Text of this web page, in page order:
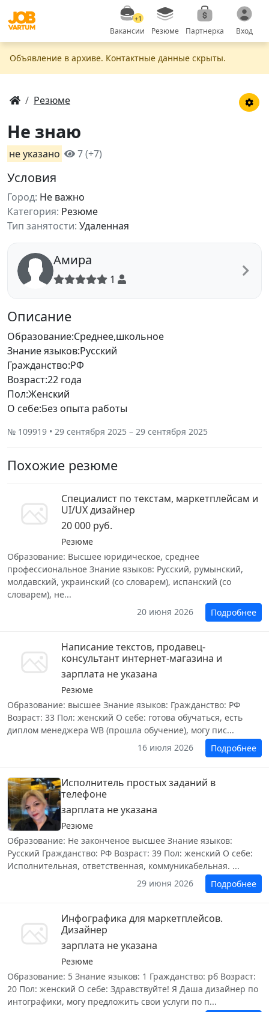
+1
Вакансии Резюме Партнерка Вход
Объявление в apxивe. Контактные данные скрыты.
Резюме
Не знаю
не указано 7 (+7)
Условия
Город: Не важно
Категория: Резюме
Тип занятости: Удаленная
Амира
1
Описание
Образование:Среднее,школьное
Знание языков:Русский
Гражданство:РФ
Возраст:22 года
Пол:Женский
О себе:Без опыта работы
№ 109919 • 29 сентября 2025 – 29 сентября 2025
Похожие резюме
Специалист по текстам, маркетплейсам и
UI/UX дизайнер
20 000 руб.
Резюме
Образование: Высшее юридическое, среднее
профессиональное Знание языков: Русский, румынский,
молдавский, украинский (со словарем), испанский (со
словарем), не...
20 июня 2026
Подробнее
Написание текстов, продавец-
консультант интернет-магазина и
зарплата не указана
Резюме
Образование: высшее Знание языков: Гражданство: РФ
Возраст: 33 Пол: женский О себе: готова обучаться, есть
диплом менеджера WB (прошла обучение), могу пис...
16 июля 2026
Подробнее
Исполнитель простых заданий в
телефоне
зарплата не указана
Резюме
Образование: Не законченое высшее Знание языков:
Русский Гражданство: РФ Возраст: 39 Пол: женский О себе:
Исполнительная, ответственная, коммуникабельная. ...
29 июня 2026
Подробнее
Инфографика для маркетплейсов.
Дизайнер
зарплата не указана
Резюме
Образование: 5 Знание языков: 1 Гражданство: рб Возраст:
20 Пол: женский О себе: Здравствуйте! Я Даша дизайнер по
интографики, могу предложить свои услуги по п...